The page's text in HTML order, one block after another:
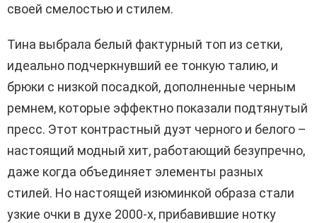
своей смелостью и стилем.
Тина выбрала белый фактурный топ из сетки,
идеально подчеркнувший ее тонкую талию, и
брюки с низкой посадкой, дополненные черным
ремнем, которые эффектно показали подтянутый
пресс. Этот контрастный дуэт черного и белого –
настоящий модный хит, работающий безупречно,
даже когда объединяет элементы разных
стилей. Но настоящей изюминкой образа стали
узкие очки в духе 2000-х, прибавившие нотку